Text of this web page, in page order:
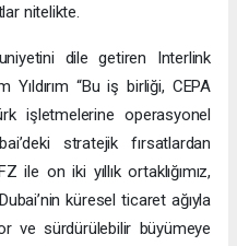
nitelikte.
dile getiren Interlink
“Bu iş birliği, CEPA
işletmelerine operasyonel
stratejik fırsatlardan
ile on iki yıllık ortaklığımız,
küresel ticaret ağıyla
ve sürdürülebilir büyümeye